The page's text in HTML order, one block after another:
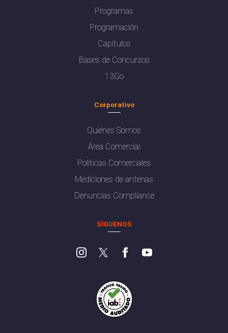
Programas
Programación
Capítulos
Bases de Concursos
13Go
Corporativo
Quiénes Somos
Área Comercial
Políticas Comerciales
Mediciones de antenas
Denuncias Compliance
SÍGUENOS